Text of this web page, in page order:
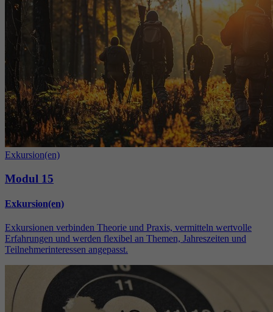
Exkursion(en)
Modul 15
Exkursion(en)
Exkursionen verbinden Theorie und Praxis, vermitteln wertvolle
Erfahrungen und werden flexibel an Themen, Jahreszeiten und
Teilnehmerinteressen angepasst.